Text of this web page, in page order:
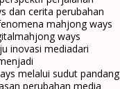
dan cerita perubahan
mahjong ways
mahjong ways
inovasi mediadari
melalui sudut pandang
perubahan media